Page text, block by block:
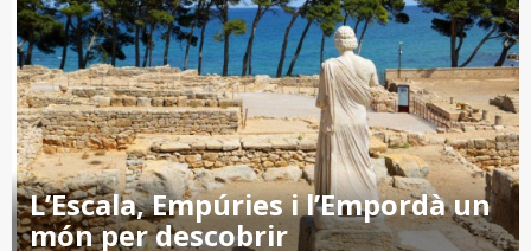
L’Escala, Empúries i l’Empordà un
món per descobrir